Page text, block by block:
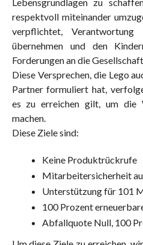
respektvoll miteinander
verpflichtet,
übernehmen und den
Forderungen an die
Diese Versprechen, die Lego
Partner formuliert hat,
es zu erreichen gilt, um die
machen.
Diese Ziele sind:
Keine Produktrückrufe
Mitarbeitersicherheit
Unterstützung für 101
100 Prozent
Abfallquote Null, 100